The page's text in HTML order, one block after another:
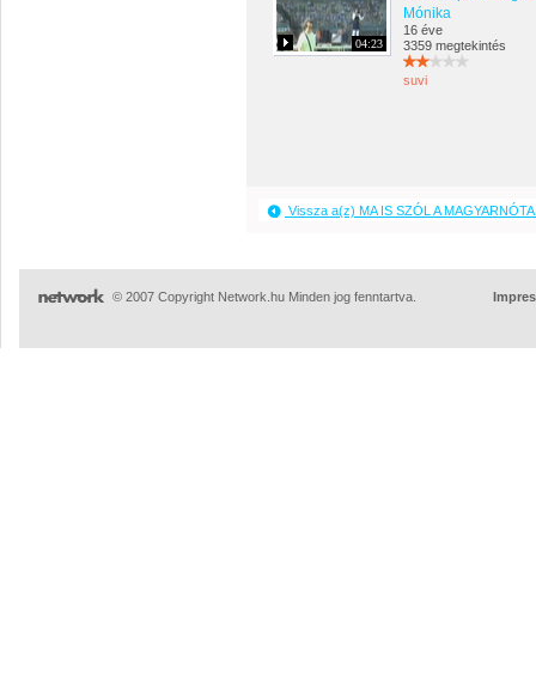
04:23
Mónika
16 éve
3359 megtekintés
suvi
Vissza a(z) MA IS SZÓL A
© 2007 Copyright Network.hu Minden jog fenntartva.